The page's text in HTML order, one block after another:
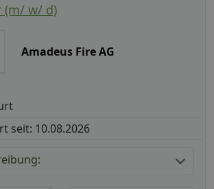
(m/ w/ d)
Amadeus Fire AG
seit: 10.08.2026